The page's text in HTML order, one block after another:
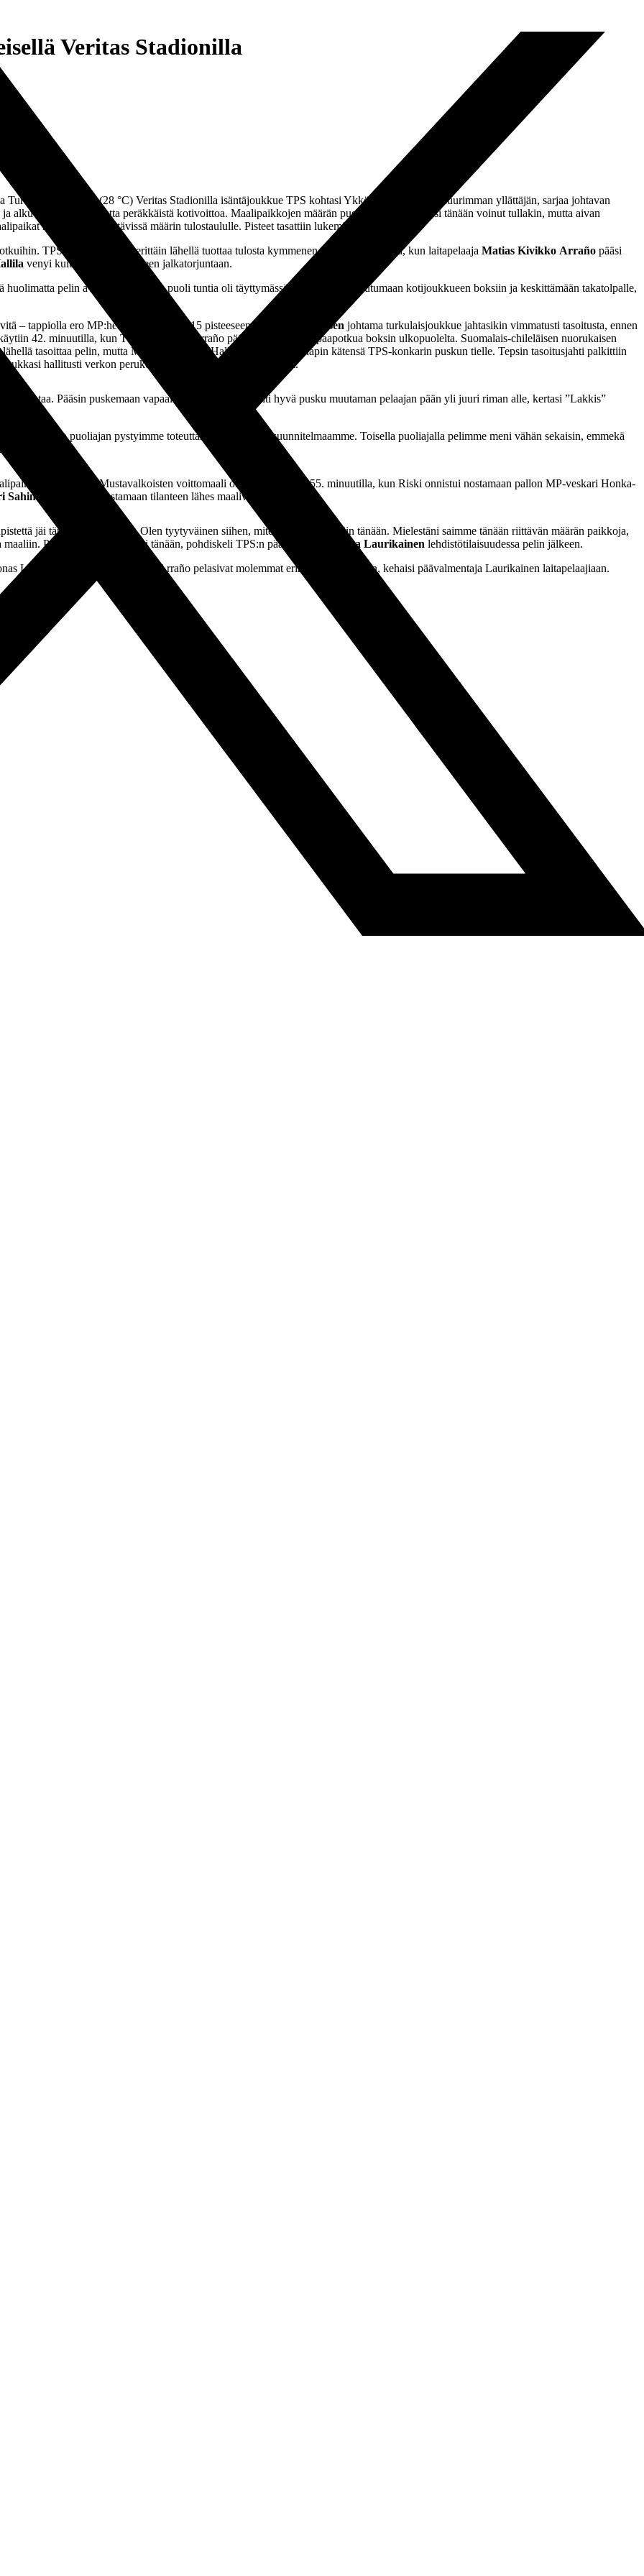
Veritas Stadionilla
Helteisellä (28 °C) Veritas Stadionilla isäntäjoukkue TPS kohtasi Ykkösen alkukauden suurimman yllättäjän, sarjaa johtavan
alku lupailikin kolmatta peräkkäistä kotivoittoa. Maalipaikkojen määrän puolesta sellainen olisi tänään voinut tullakin, mutta aivan
realisoituneet riittävissä määrin tulostaululle. Pisteet tasattiin lukemin 1–1.
TPS:n paineistus oli erittäin lähellä tuottaa tulosta kymmenen minuutin kohdalla, kun laitapelaaja Matias Kivikko Arraño pääsi
venyi kuitenkin erinomaiseen jalkatorjuntaan.
pelin avausmaalin. Kun puoli tuntia oli täyttymässä, pääsi MP murtautumaan kotijoukkueen boksiin ja keskittämään takatolpalle,
– tappiolla ero MP:hen olisi kasvanut 15 pisteeseen.
Mika Laurikaisen johtama turkulaisjoukkue jahtasikin vimmatusti tasoitusta, ennen
42. minuutilla, kun TPS:n Kivikko Arraño pääsi laukomaan vapaapotkua boksin ulkopuolelta. Suomalais-chileläisen nuorukaisen
lähellä tasoittaa pelin, mutta MP-vahti Honka-Hallila venytti nipin napin kätensä TPS-konkarin puskun tielle. Tepsin tasoitusjahti palkittiin
hallitusti verkon perukoille toppari
Joonas Lakkamäki.
suuntaa. Pääsin puskemaan vapaalta tontilta, ja siitä lähti hyvä pusku muutaman pelaajan pään yli juuri riman alle, kertasi ”Lakkis”
puoliajan pystyimme toteuttamaan hyvin pelisuunnitelmaamme. Toisella puoliajalla pelimme meni vähän sekaisin, emmekä
loi silti TPS. Mustavalkoisten voittomaali oli erittäin lähellä 55. minuutilla, kun Riski onnistui nostamaan pallon MP-veskari Honka-
Sahimaa onnistui pelastamaan tilanteen lähes maaliviivalta.
jäi tänään puuttumaan. Olen tyytyväinen siihen, miten lähdimme peliin tänään. Mielestäni saimme tänään riittävän määrän paikkoja,
Pienestä tämä oli kiinni tänään, pohdiskeli TPS:n päävalmentaja
Mika Laurikainen lehdistötilaisuudessa pelin jälkeen.
Lakkamäki ja Matias Kivikko Arraño pelasivat molemmat erinomaisesti tänään, kehaisi päävalmentaja Laurikainen laitapelaajiaan.